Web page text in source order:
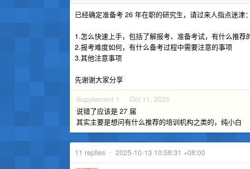
已经确定准备考 26 年在职的研究生，请过来人指点迷津：
1.怎么快速上手，包括了解报考、准备考试，有什么推荐
2.报考难度如何，有什么备考过程中需要注意的事项
3.其他注意事项
先谢谢大家分享
Supplement 1 · Oct 11, 2025
说错了应该是 27 届
其实主要是想问有什么推荐的培训机构之类的，纯小白
11 replies • 2025-10-13 10:58:31 +08:00